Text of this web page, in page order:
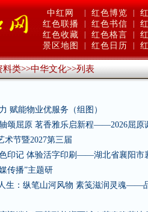
中红网 红色博览
红色联播
红色书信
红色收藏
红色格言
景区地图
红色日历
料类>>中华文化>>列表
赋能物业优服务（组图）
颂屈原 茗香雅乐启新程——2026屈原
术节暨2027第三届
印记 体验活字印刷——湖北省襄阳市
传播”主题研
生：纵笔山河风物 素笺滋润灵魂——